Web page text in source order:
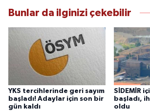
Bunlar da ilginizi çekebilir
YKS tercihlerinde geri sayım
başladı! Adaylar için son bir
gün kaldı
SİDEMİR
başladı,
oldu